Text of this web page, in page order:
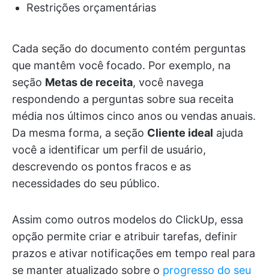
Restrições orçamentárias
Cada seção do documento contém perguntas
que mantêm você focado. Por exemplo, na
seção Metas de receita, você navega
respondendo a perguntas sobre sua receita
média nos últimos cinco anos ou vendas anuais.
Da mesma forma, a seção Cliente ideal ajuda
você a identificar um perfil de usuário,
descrevendo os pontos fracos e as
necessidades do seu público.
Assim como outros modelos do ClickUp, essa
opção permite criar e atribuir tarefas, definir
prazos e ativar notificações em tempo real para
se manter atualizado sobre o progresso do seu